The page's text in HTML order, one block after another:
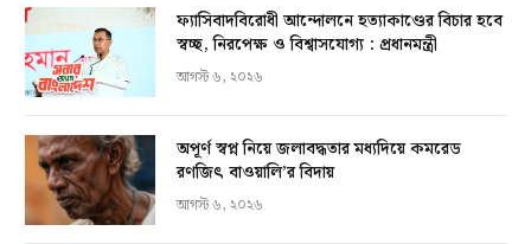
ফ্যাসিবাদবিরোধী আন্দোলনে হত্যাকাণ্ডের বিচার হবে
স্বচ্ছ, নিরপেক্ষ ও বিশ্বাসযোগ্য : প্রধানমন্ত্রী
আগস্ট ৬, ২০২৬
অপূর্ণ স্বপ্ন নিয়ে জলাবদ্ধতার মধ্যদিয়ে কমরেড
রণজিৎ বাওয়ালি’র বিদায়
আগস্ট ৬, ২০২৬